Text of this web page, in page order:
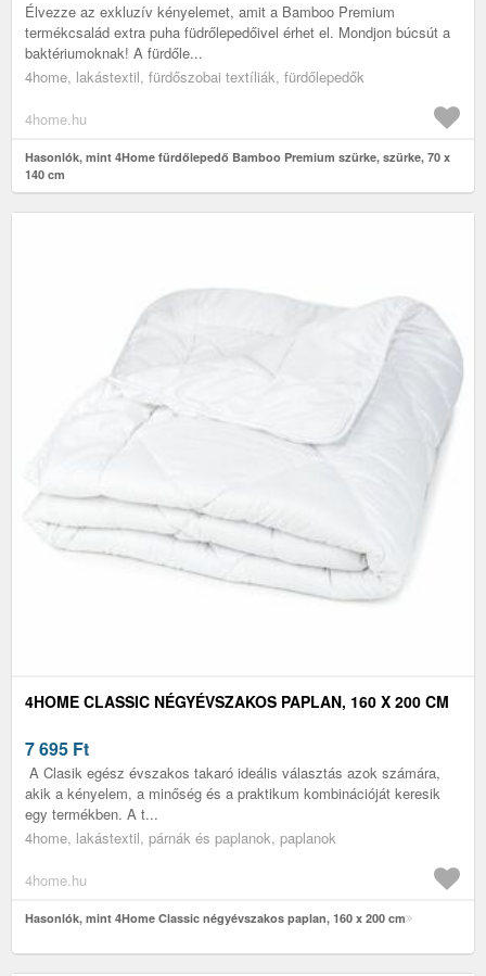
Élvezze az exkluzív kényelemet, amit a Bamboo Premium
termékcsalád extra puha füdrőlepedőivel érhet el. Mondjon búcsút a
baktériumoknak! A fürdőle...
4home, lakástextil, fürdőszobai textíliák, fürdőlepedők
4home.hu
Hasonlók, mint 4Home fürdőlepedő Bamboo Premium szürke, szürke, 70 x
140 cm
4HOME CLASSIC NÉGYÉVSZAKOS PAPLAN, 160 X 200 CM
7 695 Ft
A Clasik egész évszakos takaró ideális választás azok számára,
akik a kényelem, a minőség és a praktikum kombinációját keresik
egy termékben. A t...
4home, lakástextil, párnák és paplanok, paplanok
4home.hu
Hasonlók, mint 4Home Classic négyévszakos paplan, 160 x 200 cm